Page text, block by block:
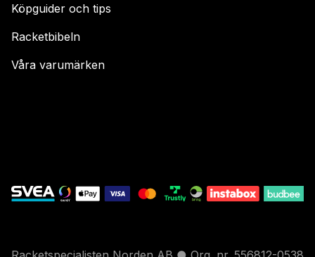
Köpguider och tips
Racketbibeln
Våra varumärken